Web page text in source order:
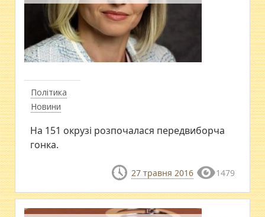
Політика
Новини
На 151 окрузі розпочалася передвиборча
гонка.
27 травня 2016 1479